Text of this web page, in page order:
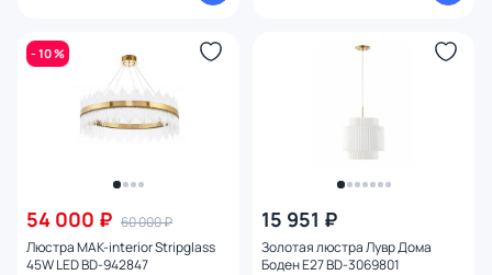
- 10 %
54 000 ₽ 60 000 ₽
Люстра MAK-interior Stripglass
45W LED BD-942847
15 951 ₽
Золотая люстра Лувр Дома
Боден E27 BD-3069801